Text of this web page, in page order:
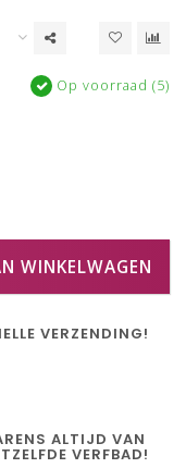
Op voorraad (5)
WINKELWAGEN
VERZENDING!
ALTIJD VAN
VERFBAD!